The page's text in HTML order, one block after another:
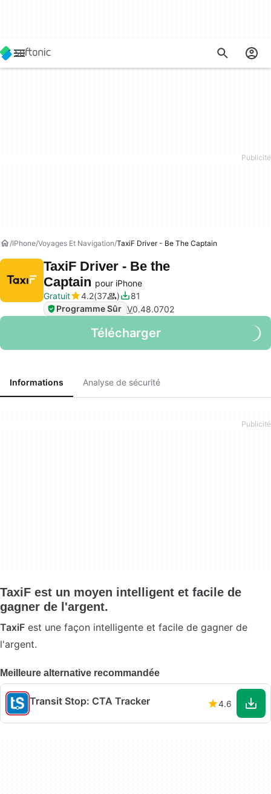
IPhone Voyages Et Navigation TaxiF Driver - Be The Captain
TaxiF Driver - Be the
Captain pour iPhone
Gratuit
4.2 37
81
Programme Sûr V0.48.0702
Télécharger
Informations Analyse de sécurité
TaxiF est un moyen intelligent et facile de
gagner de l'argent.
TaxiF est une façon intelligente et facile de gagner de
l'argent.
Meilleure alternative recommandée
Transit Stop: CTA Tracker 4.6